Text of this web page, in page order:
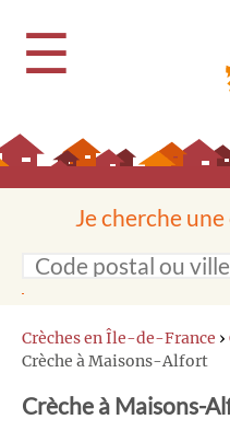
☰
Je cherche une
Crèches en Île-de-France ›
Crèche à Maisons-Alfort
Crèche à Maisons-